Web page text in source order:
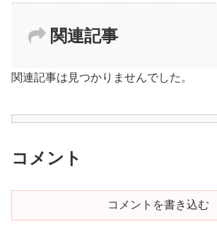
関連記事
関連記事は見つかりませんでした。
コメント
コメントを書き込む